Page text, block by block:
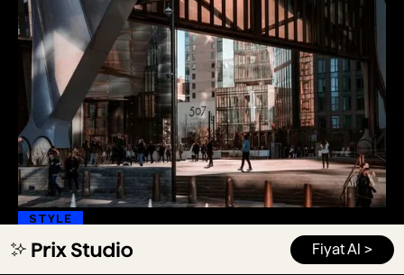
Fiyat Al >